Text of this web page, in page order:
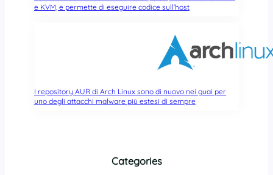
e KVM, e permette di eseguire codice sull’host
I repository AUR di Arch Linux sono di nuovo nei guai per
uno degli attacchi malware più estesi di sempre
Categories